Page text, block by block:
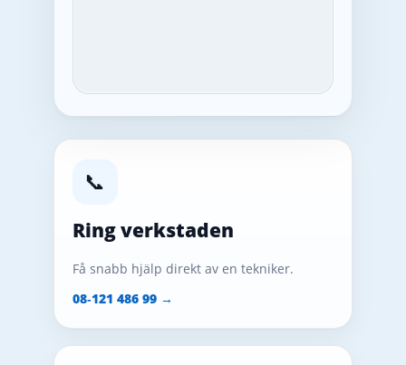
📞
Ring verkstaden
Få snabb hjälp direkt av en tekniker.
08‑121 486 99 →